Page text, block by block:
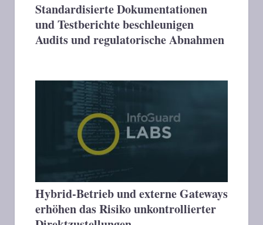
Standardisierte Dokumentationen
und Testberichte beschleunigen
Audits und regulatorische Abnahmen
Hybrid-Betrieb und externe Gateways
erhöhen das Risiko unkontrollierter